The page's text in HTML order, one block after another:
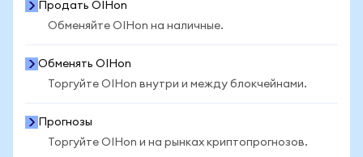
Продать OIHon
Обменяйте OIHon на наличные.
Обменять OIHon
Торгуйте OIHon внутри и между блокчейнами.
Прогнозы
Торгуйте OIHon и на рынках криптопрогнозов.